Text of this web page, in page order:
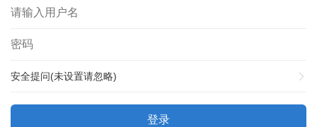
安全提问(未设置请忽略)
登录